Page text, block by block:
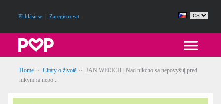
Přihlásit se Zaregistrovat
Home ~ Citáty o životě ~ JAN WERICH | Nad nikoho sa nepovyšuj,pred
nikým sa nepo...